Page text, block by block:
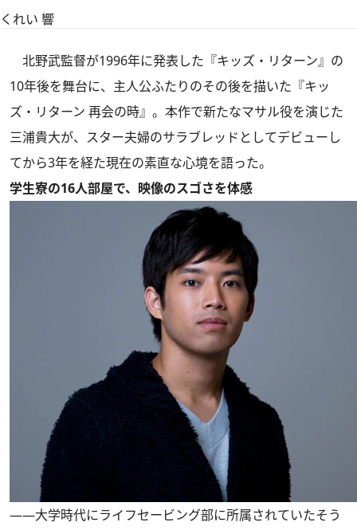
くれい 響
北野武監督が1996年に発表した『キッズ・リターン』の
10年後を舞台に、主人公ふたりのその後を描いた『キッ
ズ・リターン 再会の時』。本作で新たなマサル役を演じた
三浦貴大が、スター夫婦のサラブレッドとしてデビューし
てから3年を経た現在の素直な心境を語った。
学生寮の16人部屋で、映像のスゴさを体感
――大学時代にライフセービング部に所属されていたそう